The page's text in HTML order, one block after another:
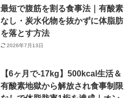
最短で腹筋を割る食事法｜有酸素
なし・炭水化物を抜かずに体脂肪
を落とす方法
2026年7月13日
【6ヶ月で-17kg】500kcal生活＆
有酸素地獄から解放され食事制限